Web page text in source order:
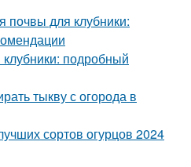
почвы для клубники:
клубники: подробный
тыкву с огорода в
сортов огурцов 2024